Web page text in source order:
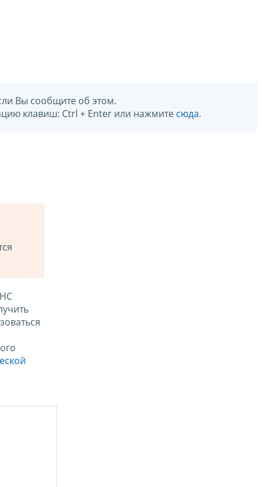
Вы сообщите об этом.
клавиш: Ctrl + Enter или нажмите сюда.